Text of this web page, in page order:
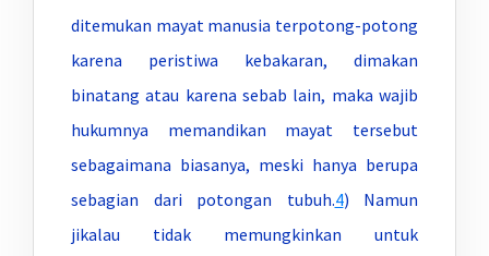
ditemukan mayat manusia terpotong-potong
karena peristiwa kebakaran, dimakan
binatang atau karena sebab lain, maka wajib
hukumnya memandikan mayat tersebut
sebagaimana biasanya, meski hanya berupa
sebagian dari potongan tubuh.4) Namun
jikalau tidak memungkinkan untuk